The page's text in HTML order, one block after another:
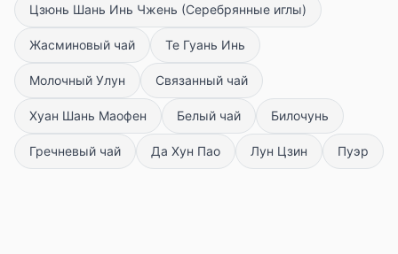
Цзюнь Шань Инь Чжень (Серебрянные иглы)
Жасминовый чай Те Гуань Инь
Молочный Улун Связанный чай
Хуан Шань Маофен Белый чай Билочунь
Гречневый чай Да Хун Пао Лун Цзин Пуэр